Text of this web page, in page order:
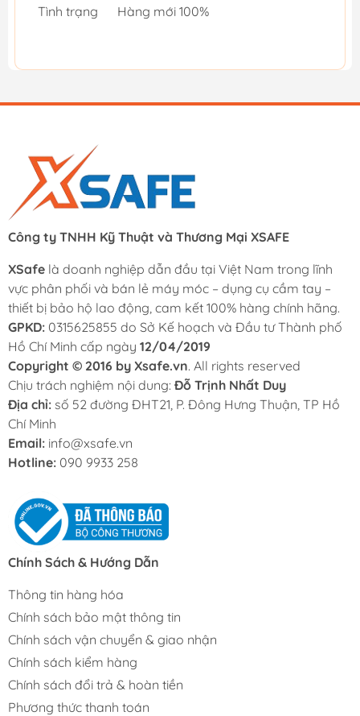
Tình trạng Hàng mới 100%
Công ty TNHH Kỹ Thuật và Thương Mại XSAFE
XSafe là doanh nghiệp dẫn đầu tại Việt Nam trong lĩnh
vực phân phối và bán lẻ máy móc – dụng cụ cầm tay –
thiết bị bảo hộ lao động, cam kết 100% hàng chính hãng.
GPKD: 0315625855 do Sở Kế hoạch và Đầu tư Thành phố
Hồ Chí Minh cấp ngày 12/04/2019
Copyright © 2016 by Xsafe.vn. All rights reserved
Chịu trách nghiệm nội dung: Đỗ Trịnh Nhất Duy
Địa chỉ: số 52 đường ĐHT21, P. Đông Hưng Thuận, TP Hồ
Chí Minh
Email: info@xsafe.vn
Hotline: 090 9933 258
Chính Sách & Hướng Dẫn
Thông tin hàng hóa
Chính sách bảo mật thông tin
Chính sách vận chuyển & giao nhận
Chính sách kiểm hàng
Chính sách đổi trả & hoàn tiền
Phương thức thanh toán